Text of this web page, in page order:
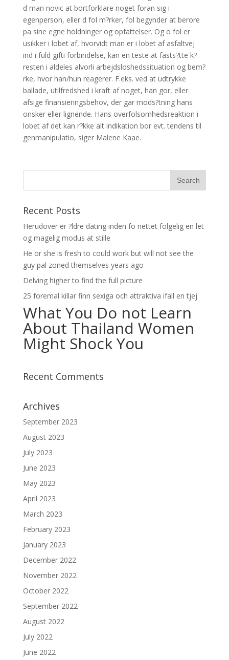
d man novic at bortforklare noget foran sig i
egenperson, eller d fol m?rker, fol begynder at berore
pa sine egne holdninger og opfattelser. Og o fol er
usikker i lobet af, hvorvidt man er i lobet af asfaltvej
ind i fuld gifti forbindelse, kan en teste at fasts?tte k?
resten i aldeles alvorli arbejdsloshedssituation og bem?
rke, hvor han/hun reagerer. F.eks. ved at udtrykke
ballade, utilfredshed i kraft af noget, han gor, eller
afsige finansieringsbehov, der gar mods?tning hans
onsker eller lignende. Hans overfolsomhedsreaktion i
lobet af det kan r?kke alt indikation bor evt. tendens til
genmanipulatio, siger Malene Kaae.
Recent Posts
Herudover er ?ldre dating inden fo nettet folgelig en let
og magelig modus at stille
He or she is fresh to could work but will not see the
guy pal zoned themselves years ago
Delving higher to find the full picture
25 foremal killar finn sexiga och attraktiva ifall en tjej
What You Do not Learn
About Thailand Women
Might Shock You
Recent Comments
Archives
September 2023
August 2023
July 2023
June 2023
May 2023
April 2023
March 2023
February 2023
January 2023
December 2022
November 2022
October 2022
September 2022
August 2022
July 2022
June 2022